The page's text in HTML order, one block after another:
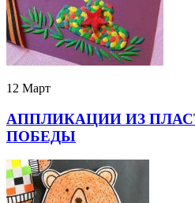
12 Март
АППЛИКАЦИИ ИЗ
ПОБЕДЫ